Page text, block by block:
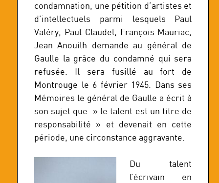
condamnation, une pétition d’artistes et
d’intellectuels parmi lesquels Paul
Valéry, Paul Claudel, François Mauriac,
Jean Anouilh demande au général de
Gaulle la grâce du condamné qui sera
refusée. Il sera fusillé au fort de
Montrouge le 6 février 1945. Dans ses
Mémoires le général de Gaulle a écrit à
son sujet que » le talent est un titre de
responsabilité » et devenait en cette
période, une circonstance aggravante.
Du talent
l’écrivain en